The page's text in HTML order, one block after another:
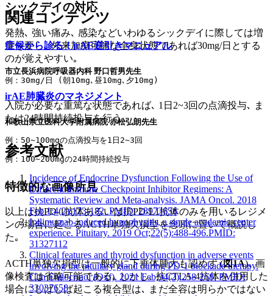
関連コンテンツ
症候から診る！irAE逆引きマニュアル
市立長浜病院呼吸器内科 野口哲男先生
irAE肺臓炎のマネジメント
和歌山県立医科大学附属病院 赤松弘朗先生
参考文献
Incidence of Endocrine Dysfunction Following the Use of
Different Immune Checkpoint Inhibitor Regimens: A
Systematic Review and Meta-analysis. JAMA Oncol. 2018
Feb 1;4(2):173-182. PMID: 28973656
Ipilimumab-induced hypophysitis, a single academic center
experience. Pituitary. 2019 Oct;22(5):488-496.PMID:
31327112
Clinical features and thyroid dysfunction in adverse events
involving the pituitary gland during PD-1 blockade therapy.
Clin Endocrinol (Oxf). 2021 Feb;94(2):258-268. PMID:
33037658
シックデイの対応
発熱､ 強い痛み､ 感染などいわゆるシックデイに際しては増
量を要し､ 外来加療可能な全身状態であれば30mg/日とする
のが覚えやすい｡
例：30mg/日 (朝10mg､昼10mg､夕10mg)
入院が必要な重篤な状態であれば､ 1日2~3回の点滴投与､ ま
たは24時間持続投与を行う｡
例：50~100mgの点滴投与を1日2~3回
例：100~200mgの24時間持続投与
特徴的な画像所見
以上は抗PD-1抗体あるいは抗PD-L1抗体のみを用いるレジメ
ンの場合に起こるACTH単独欠損型を念頭に置いて概説し
た｡
ACTH単独欠損型は一般的に下垂体腫大も認めず (図1A)､ 画
像検査は省略可能である｡ しかし､ 抗CTLA-4抗体を併用した
場合にしばしば起こる複合型は､ まだ全容は明らかではない